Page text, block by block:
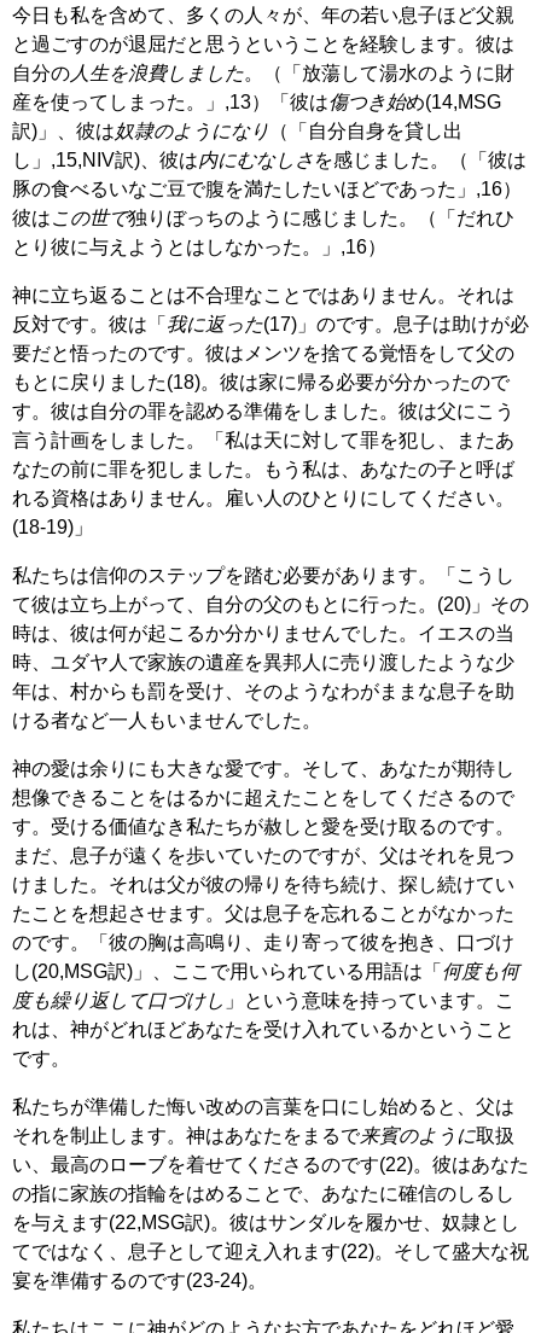
今日も私を含めて、多くの人々が、年の若い息子ほど父親
と過ごすのが退屈だと思うということを経験します。彼は
自分の人生を浪費しました。（「放蕩して湯水のように財
産を使ってしまった。」,13）「彼は傷つき始め(14,MSG
訳)」、彼は奴隷のようになり （「自分自身を貸し出
し」,15,NIV訳)、彼は内にむなしさを感じました。（「彼は
豚の食べるいなご豆で腹を満たしたいほどであった」,16）
彼はこの世で独りぼっちのように感じました。（「だれひ
とり彼に与えようとはしなかった。」,16）
神に立ち返ることは不合理なことではありません。それは
反対です。彼は「 我に返った(17)」のです。息子は助けが必
要だと悟ったのです。彼はメンツを捨てる覚悟をして父の
もとに戻りました(18)。彼は家に帰る必要が分かったので
す。彼は自分の罪を認める準備をしました。彼は父にこう
言う計画をしました。「私は天に対して罪を犯し、またあ
なたの前に罪を犯しました。もう私は、あなたの子と呼ば
れる資格はありません。雇い人のひとりにしてください。
(18-19)」
私たちは信仰のステップを踏む必要があります。「こうし
て彼は立ち上がって、自分の父のもとに行った。(20)」その
時は、彼は何が起こるか分かりませんでした。イエスの当
時、ユダヤ人で家族の遺産を異邦人に売り渡したような少
年は、村からも罰を受け、そのようなわがままな息子を助
ける者など一人もいませんでした。
神の愛は余りにも大きな愛です。そして、あなたが期待し
想像できることをはるかに超えたことをしてくださるので
す。受ける価値なき私たちが赦しと愛を受け取るのです。
まだ、息子が遠くを歩いていたのですが、父はそれを見つ
けました。それは父が彼の帰りを待ち続け、探し続けてい
たことを想起させます。父は息子を忘れることがなかった
のです。「彼の胸は高鳴り、走り寄って彼を抱き、口づけ
し(20,MSG訳)」、ここで用いられている用語は「 何度も何
度も繰り返して口づけし 」という意味を持っています。こ
れは、神がどれほどあなたを受け入れているかということ
です。
私たちが準備した悔い改めの言葉を口にし始めると、父は
それを制止します。神はあなたをまるで来賓のように取扱
い、最高のローブを着せてくださるのです(22)。彼はあなた
の指に家族の指輪をはめることで、あなたに確信のしるし
を与えます(22,MSG訳)。彼はサンダルを履かせ、奴隷とし
てではなく、息子として迎え入れます(22)。そして盛大な祝
宴を準備するのです(23-24)。